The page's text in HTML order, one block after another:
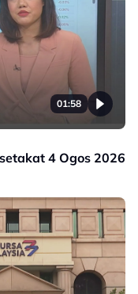
01:58
4 Ogos 2026